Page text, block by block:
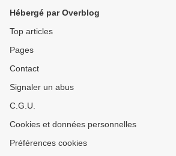
Hébergé par Overblog
Top articles
Pages
Contact
Signaler un abus
C.G.U.
Cookies et données personnelles
Préférences cookies